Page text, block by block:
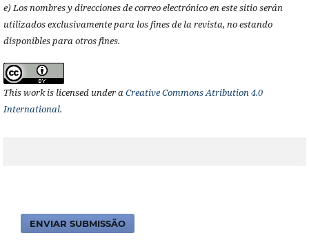
e) Los nombres y direcciones de correo electrónico en este sitio serán
utilizados exclusivamente para los fines de la revista, no estando
disponibles para otros fines.
This work is licensed under aCreative Commons Atribution 4.0
International.
ENVIAR SUBMISSÃO